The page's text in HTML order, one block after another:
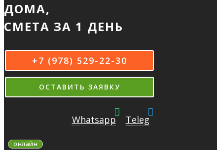
ДОМА,
СМЕТА ЗА 1 ДЕНЬ
+7 (978) 529-22-30
ОСТАВИТЬ ЗАЯВКУ
Whatsapp Teleg
онлайн